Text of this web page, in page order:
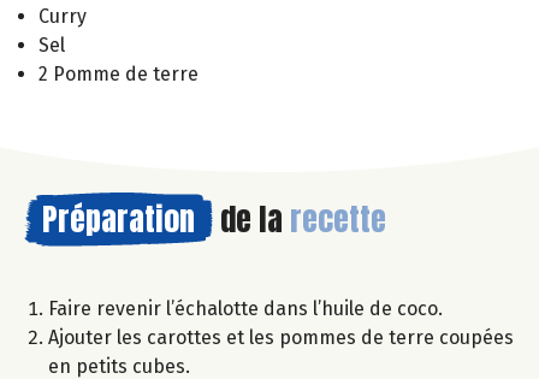
Curry
Sel
2 Pomme de terre
Préparation de la recette
Faire revenir l’échalotte dans l’huile de coco.
Ajouter les carottes et les pommes de terre coupées
en petits cubes.